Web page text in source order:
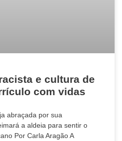
e cultura de
com vidas
abraçada por sua
a aldeia para sentir o
Por Carla Aragão A